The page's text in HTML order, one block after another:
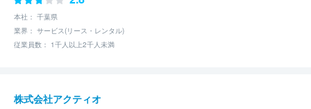
本社： 千葉県
業界： サービス(リース・レンタル)
従業員数： 1千人以上2千人未満
株式会社アクティオ